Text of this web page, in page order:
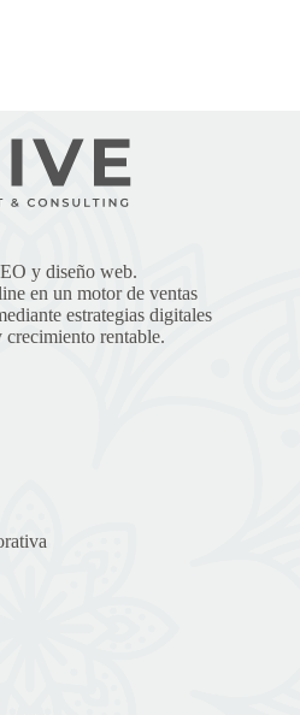
y diseño web.
en un motor de ventas
estrategias digitales
crecimiento rentable.